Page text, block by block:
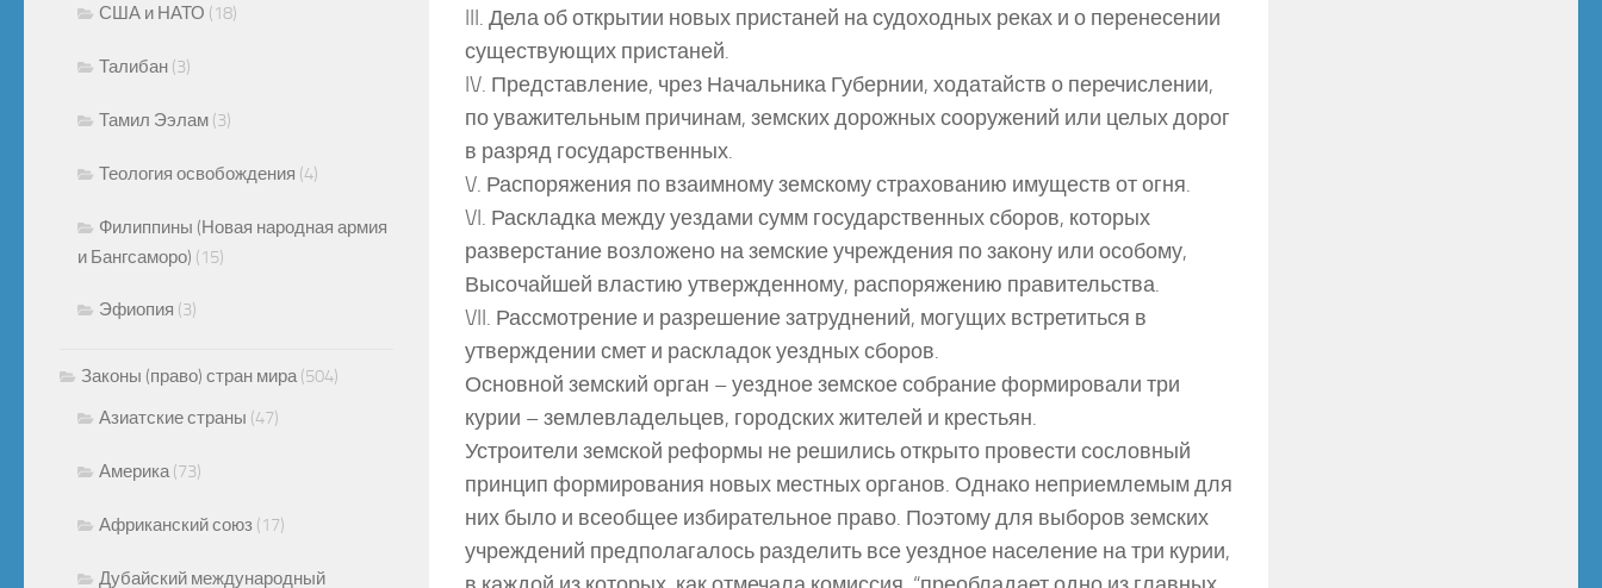
III. Дела об открытии новых пристаней на судоходных реках и о перенесении
существующих пристаней.
IV. Представление, чрез Начальника Губернии, ходатайств о перечислении,
по уважительным причинам, земских дорожных сооружений или целых дорог
в разряд государственных.
V. Распоряжения по взаимному земскому страхованию имуществ от огня.
VI. Раскладка между уездами сумм государственных сборов, которых
разверстание возложено на земские учреждения по закону или особому,
Высочайшей властию утвержденному, распоряжению правительства.
VII. Рассмотрение и разрешение затруднений, могущих встретиться в
утверждении смет и раскладок уездных сборов.
Основной земский орган – уездное земское собрание формировали три
курии – землевладельцев, городских жителей и крестьян.
Устроители земской реформы не решились открыто провести сословный
принцип формирования новых местных органов. Однако неприемлемым для
них было и всеобщее избирательное право. Поэтому для выборов земских
учреждений предполагалось разделить все уездное население на три курии,
США и НАТО (18)
Талибан (3)
Тамил Ээлам (3)
Теология освобождения (4)
Филиппины (Новая народная армия
и Бангсаморо) (15)
Эфиопия (3)
Законы (право) стран мира (504)
Азиатские страны (47)
Америка (73)
Африканский союз (17)
Дубайский международный